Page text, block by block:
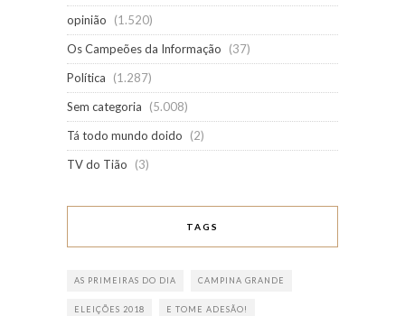
opinião
(1.520)
Os Campeões da Informação
(37)
Política
(1.287)
Sem categoria
(5.008)
Tá todo mundo doido
(2)
TV do Tião
(3)
TAGS
AS PRIMEIRAS DO DIA CAMPINA GRANDE
ELEIÇÕES 2018 E TOME ADESÃO!